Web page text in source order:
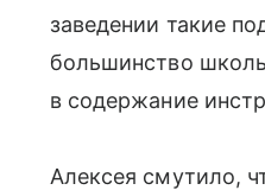
заведении такие
большинство
в содержание
Алексея смутило,